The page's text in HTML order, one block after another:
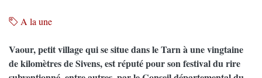
A la une
Vaour, petit village qui se situe dans le Tarn à une vingtaine
de kilomètres de Sivens, est réputé pour son festival du rire